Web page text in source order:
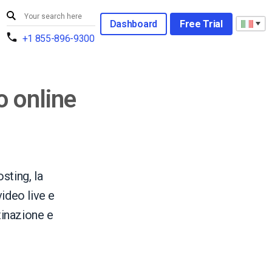
+1 855-896-9300
Dashboard Free Trial
online
la
live e
e